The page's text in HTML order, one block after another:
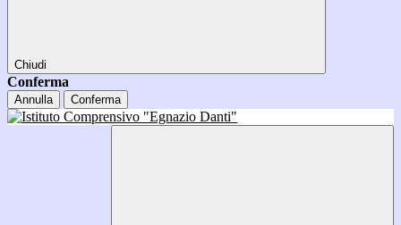
Chiudi
Conferma
Annulla Conferma